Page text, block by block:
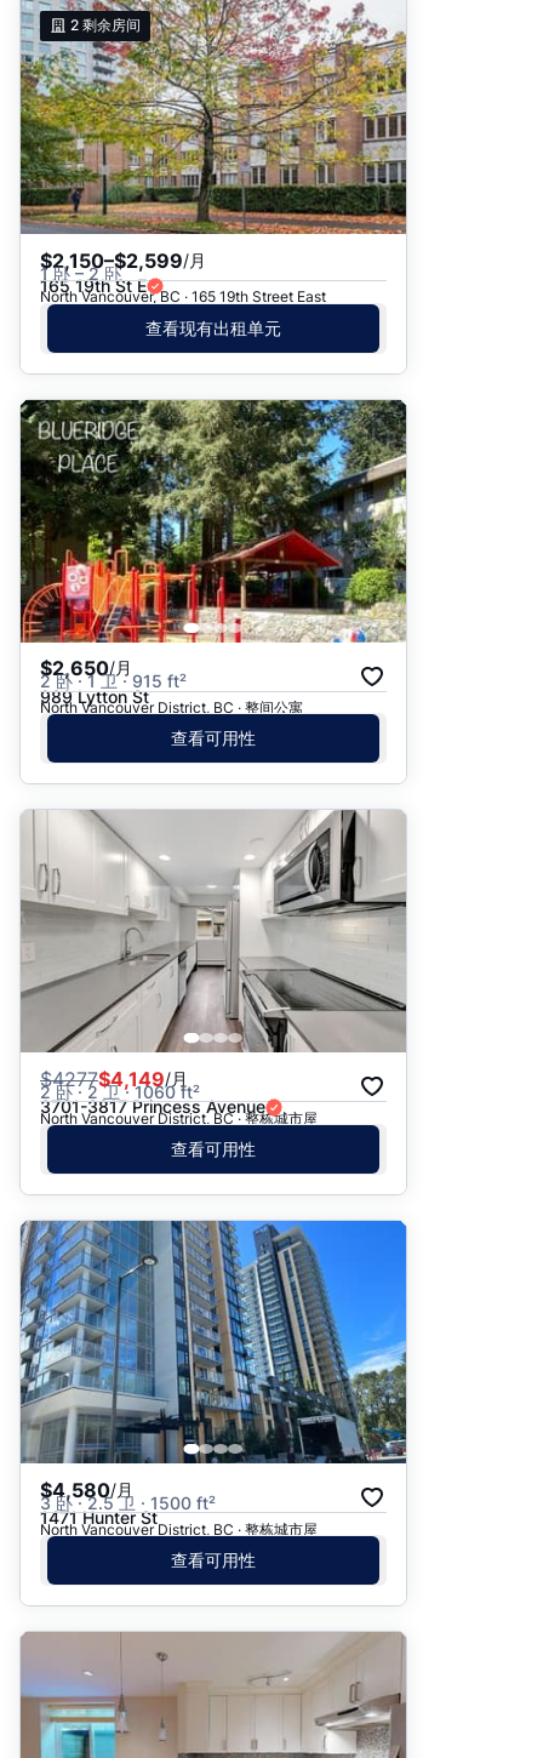
2 剩余房间
$2,150–$2,599/月
1 卧 – 2 卧
165 19th St E
North Vancouver, BC · 165 19th Street East
查看现有出租单元
$2,650/月
2 卧 · 1 卫 · 915 ft²
989 Lytton St
North Vancouver District, BC · 整间公寓
查看可用性
$4277$4,149/月
2 卧 · 2 卫 · 1060 ft²
3701-3817 Princess Avenue
North Vancouver District, BC · 整栋城市屋
查看可用性
$4,580/月
3 卧 · 2.5 卫 · 1500 ft²
1471 Hunter St
North Vancouver District, BC · 整栋城市屋
查看可用性